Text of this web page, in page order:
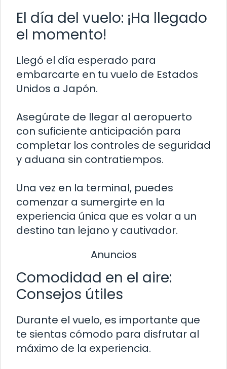
El día del vuelo: ¡Ha llegado
el momento!
Llegó el día esperado para
embarcarte en tu vuelo de Estados
Unidos a Japón.
Asegúrate de llegar al aeropuerto
con suficiente anticipación para
completar los controles de seguridad
y aduana sin contratiempos.
Una vez en la terminal, puedes
comenzar a sumergirte en la
experiencia única que es volar a un
destino tan lejano y cautivador.
Anuncios
Comodidad en el aire:
Consejos útiles
Durante el vuelo, es importante que
te sientas cómodo para disfrutar al
máximo de la experiencia.